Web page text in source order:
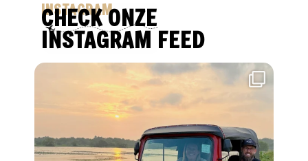
INSTAGRAM
CHECK ONZE
INSTAGRAM FEED